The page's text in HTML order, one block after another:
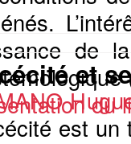
de
du
et
est un